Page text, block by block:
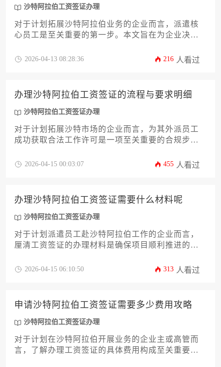
沙特阿拉伯工资签证办理
对于计划拓展沙特阿拉伯业务的企业而言，派遣核
心员工是至关重要的第一步。本文旨在为企业决策
略。文章将深度解析从资质准备到最终获批的全流
险，顺利完成海外人才布局。
2026-04-13 08:28:36 216 人看过
办理沙特阿拉伯工资签证的流程与要求明细
沙特阿拉伯工资签证办理
对于计划拓展沙特市场的企业而言，为其外派员工
成功获取合法工作许可是一项至关重要的合规步
过程，从前期资质准备、雇主与雇员双方的硬性要
攻略。文章旨在帮助企业主或高管清晰理解整个流
程的脉络与关键节点，规避潜在风险，从而高效、
顺利地完成签证申请，保障海外业务的稳健开展。
2026-04-15 00:03:07 455 人看过
办理沙特阿拉伯工资签证需要什么材料呢
沙特阿拉伯工资签证办理
对于计划派遣员工赴沙特阿拉伯工作的企业而言，
厘清工资签证的办理材料是确保项目顺利推进的关
尽、专业的材料准备攻略，系统梳理从沙特雇主资
成沙特阿拉伯工资签证办理流程，规避潜在风险，
保障海外用工的稳定性与合法性。
2026-04-15 06:10:50 313 人看过
申请沙特阿拉伯工资签证需要多少费用攻略
沙特阿拉伯工资签证办理
对于计划在沙特阿拉伯开展业务的企业主或高管而
言，了解办理工资签证的具体费用构成至关重要。